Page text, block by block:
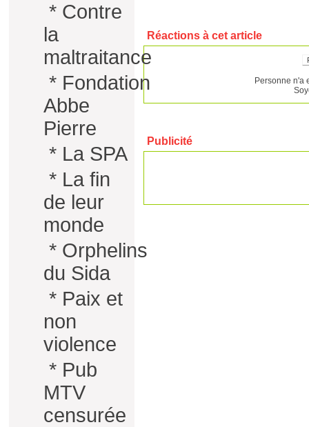
* Contre
la
maltraitance
* Fondation
Abbe
Pierre
* La SPA
* La fin
de leur
monde
* Orphelins
du Sida
* Paix et
non
violence
* Pub
MTV
censurée
Réactions à cet article
Personne n'a
Publicité